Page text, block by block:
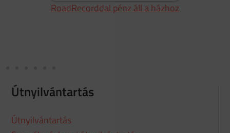
Útnyilvántartás
Útnyilvántartás
RoadRecorddal pénz áll a házhoz